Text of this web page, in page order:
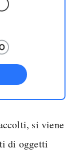
si viene
di oggetti